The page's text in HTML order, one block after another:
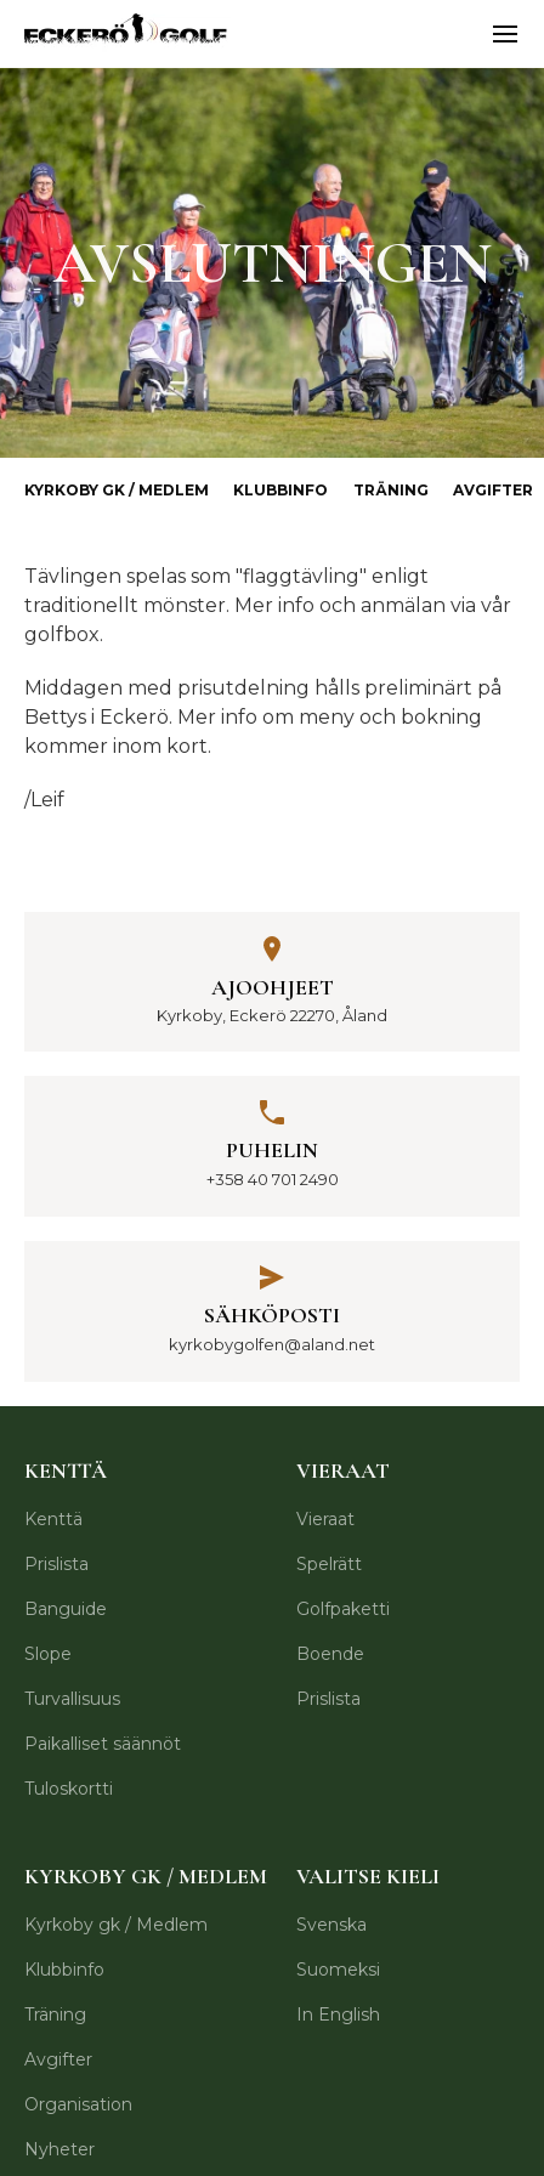
ECKERÖ GOLF
AVSLUTNINGEN
KYRKOBY GK / MEDLEM KLUBBINFO TRÄNING AVGIFTER
Tävlingen spelas som "flaggtävling" enligt
traditionellt mönster. Mer info och anmälan via vår
golfbox.
Middagen med prisutdelning hålls preliminärt på
Bettys i Eckerö. Mer info om meny och bokning
kommer inom kort.
/Leif
AJOOHJEET
Kyrkoby, Eckerö 22270, Åland
PUHELIN
+358 40 701 2490
SÄHKÖPOSTI
kyrkobygolfen@aland.net
KENTTÄ
Kenttä
Prislista
Banguide
Slope
Turvallisuus
Paikalliset säännöt
Tuloskortti
VIERAAT
Vieraat
Spelrätt
Golfpaketti
Boende
Prislista
KYRKOBY GK / MEDLEM
Kyrkoby gk / Medlem
Klubbinfo
Träning
Avgifter
Organisation
Nyheter
VALITSE KIELI
Svenska
Suomeksi
In English